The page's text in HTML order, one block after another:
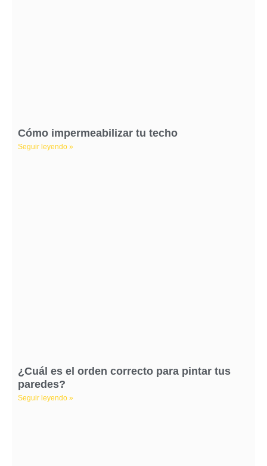
Cómo impermeabilizar tu techo
Seguir leyendo »
¿Cuál es el orden correcto para pintar tus
paredes?
Seguir leyendo »